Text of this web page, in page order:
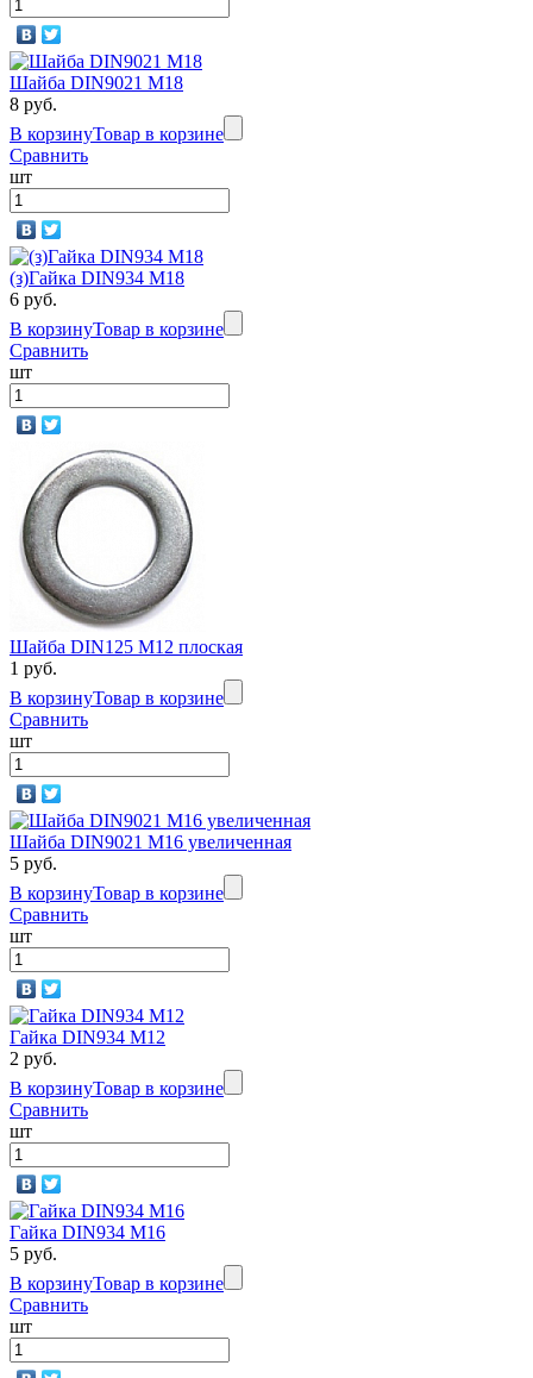
Шайба DIN9021 М18
8 руб.
В корзинуТовар в корзине
Сравнить
шт
(з)Гайка DIN934 M18
6 руб.
В корзинуТовар в корзине
Сравнить
шт
Шайба DIN125 М12 плоская
1 руб.
В корзинуТовар в корзине
Сравнить
шт
Шайба DIN9021 М16 увеличенная
5 руб.
В корзинуТовар в корзине
Сравнить
шт
Гайка DIN934 M12
2 руб.
В корзинуТовар в корзине
Сравнить
шт
Гайка DIN934 M16
5 руб.
В корзинуТовар в корзине
Сравнить
шт